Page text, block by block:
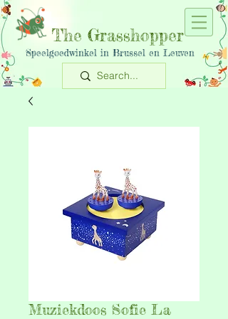
The Grasshopper
Speelgoedwinkel in Brussel en Leuven
Muziekdoos Sofie La